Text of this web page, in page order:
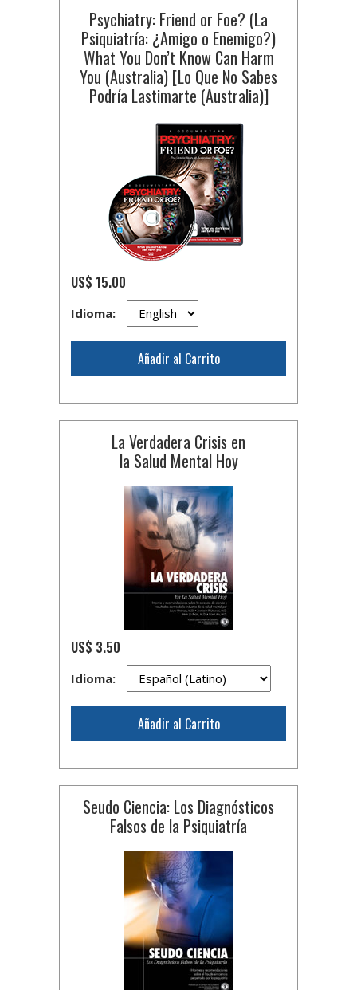
Psychiatry: Friend or Foe? (La
Psiquiatría: ¿Amigo o Enemigo?)
What You Don’t Know Can Harm
You (Australia) [Lo Que No Sabes
Podría Lastimarte (Australia)]
US$ 15.00
Idioma:
Añadir al Carrito
La Verdadera Crisis en
la Salud Mental Hoy
US$ 3.50
Idioma:
Añadir al Carrito
Seudo Ciencia: Los Diagnósticos
Falsos de la Psiquiatría